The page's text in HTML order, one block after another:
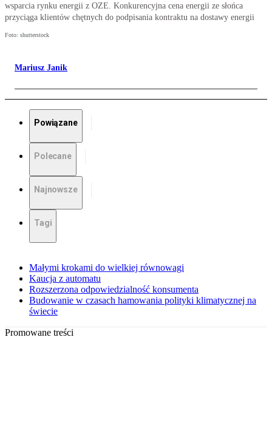
wsparcia rynku energii z OZE. Konkurencyjna cena energii ze słońca
przyciąga klientów chętnych do podpisania kontraktu na dostawy energii
Foto: shutterstock
Mariusz Janik
Powiązane
Polecane
Najnowsze
Tagi
Małymi krokami do wielkiej równowagi
Kaucja z automatu
Rozszerzona odpowiedzialność konsumenta
Budowanie w czasach hamowania polityki klimatycznej na
świecie
Promowane treści